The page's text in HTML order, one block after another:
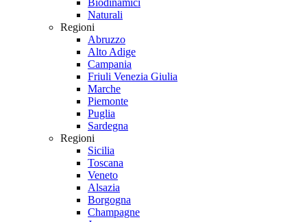
Biodinamici
Naturali
Regioni
Abruzzo
Alto Adige
Campania
Friuli Venezia Giulia
Marche
Piemonte
Puglia
Sardegna
Regioni
Sicilia
Toscana
Veneto
Alsazia
Borgogna
Champagne